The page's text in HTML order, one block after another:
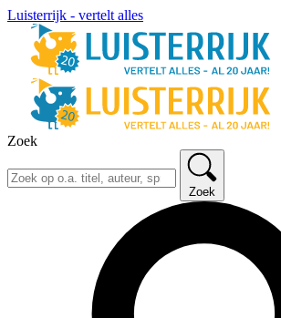
Luisterrijk - vertelt alles
Zoek
Zoek